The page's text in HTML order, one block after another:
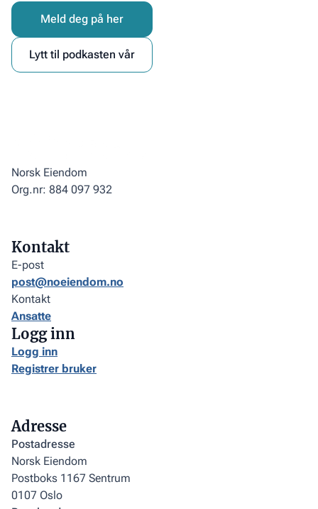
Meld deg på her
Lytt til podkasten vår
Norsk Eiendom
Org.nr: 884 097 932
Kontakt
E-post
post@noeiendom.no
Kontakt
Ansatte
Logg inn
Logg inn
Registrer bruker
Adresse
Postadresse
Norsk Eiendom
Postboks 1167 Sentrum
0107 Oslo